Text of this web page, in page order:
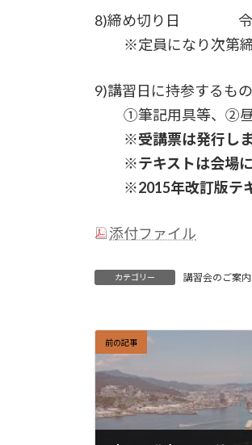
8)締め切り日 令和
※定員になり次第締
9)講習日に持参するも
①筆記用具等、②昼
※受講票は発行し
※テキストは会場
※2015年改訂版テ
添付ファイル
カテゴリー 講習会のご案内
前の記事